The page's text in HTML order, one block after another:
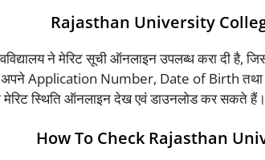
Rajasthan University
ने मेरिट सूची ऑनलाइन उपलब्ध करा दी है,
को अपने Application Number, Date of Birth
मेरिट स्थिति ऑनलाइन देख एवं डाउनलोड कर सकते हैं।
How To Check Rajasthan